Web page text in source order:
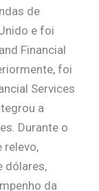
de
e foi
Financial
foi
Services
a
Durante o
relevo,
dólares,
da